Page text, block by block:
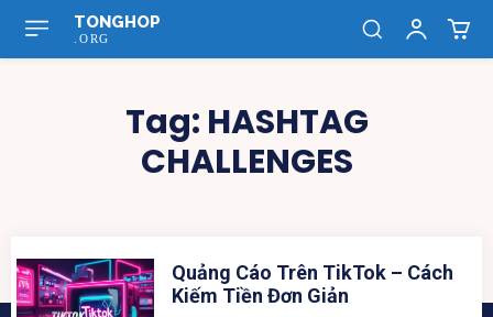
TONGHOP
.ORG
Tag: HASHTAG
CHALLENGES
Quảng Cáo Trên TikTok – Cách
Kiếm Tiền Đơn Giản